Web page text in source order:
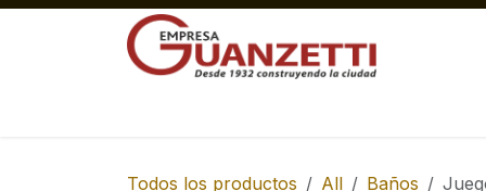
Ir al contenido
Todos los productos All Baños